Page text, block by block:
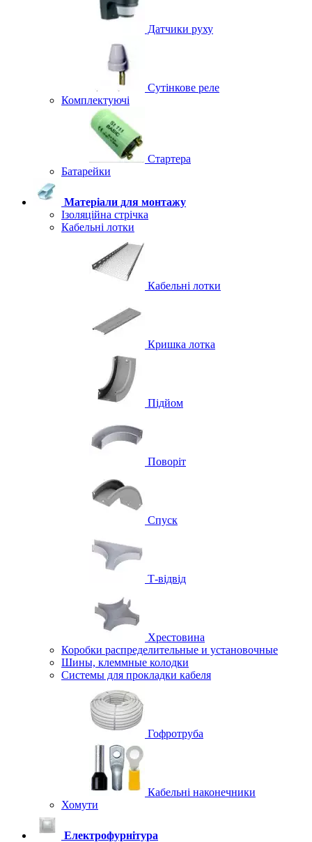
Датчики руху
Сутінкове реле
Комплектуючі
Стартера
Батарейки
Матеріали для монтажу
Ізоляційна стрічка
Кабельні лотки
Кабельні лотки
Кришка лотка
Підйом
Поворіт
Спуск
Т-відвід
Хрестовина
Коробки распределительные и установочные
Шины, клеммные колодки
Системы для прокладки кабеля
Гофротруба
Кабельні наконечники
Хомути
Електрофурнітура